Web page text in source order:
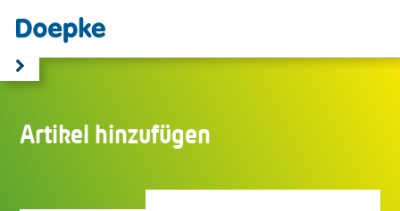
Artikel hinzufügen